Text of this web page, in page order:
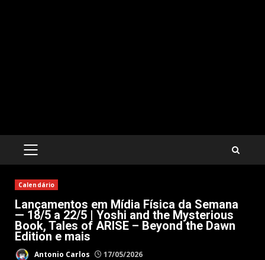
PRIMARY
Calendário
Lançamentos em Mídia Física da Semana
— 18/5 a 22/5 | Yoshi and the Mysterious
Book, Tales of ARISE – Beyond the Dawn
Edition e mais
Antonio Carlos 17/05/2026